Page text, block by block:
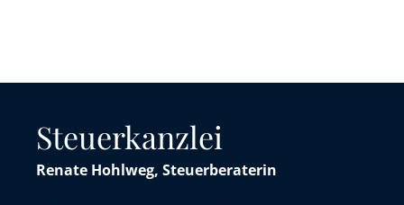
Steuerkanzlei
Renate Hohlweg, Steuerberaterin